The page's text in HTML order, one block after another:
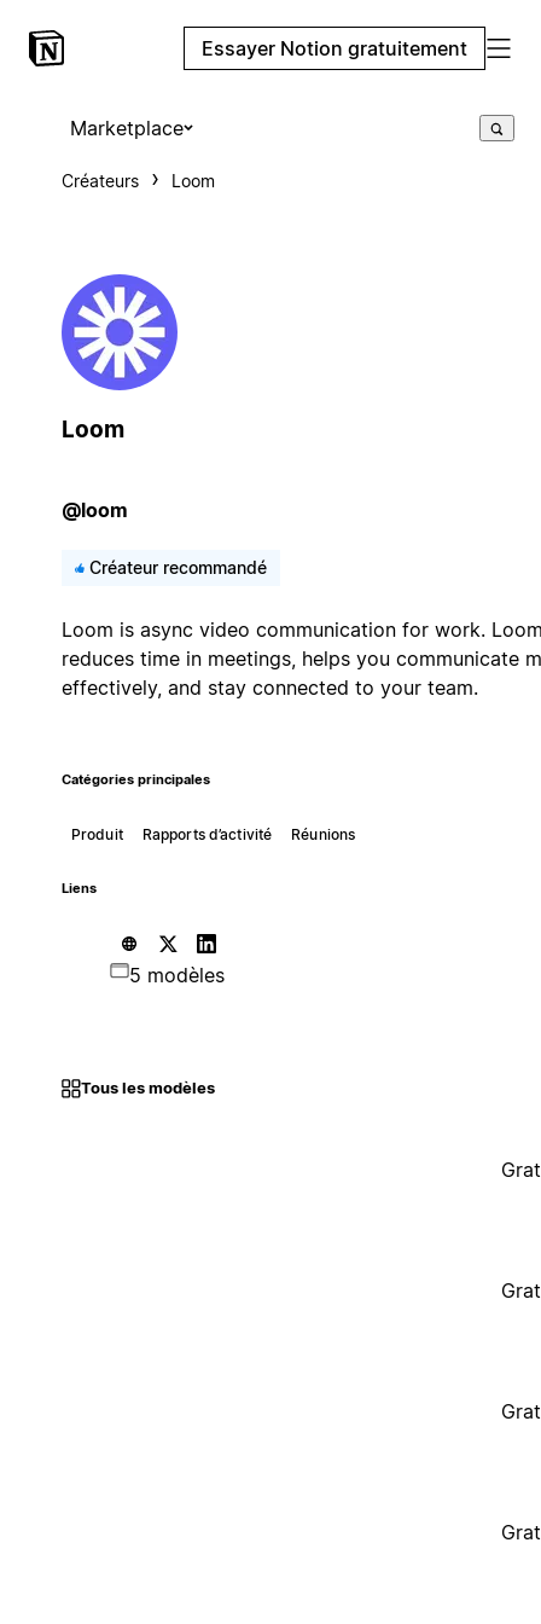
Essayer Notion gratuitement
Marketplace
Créateurs Loom
Loom
@loom
Créateur recommandé
Loom is async video communication for work.
reduces time in meetings, helps you communicate
effectively, and stay connected to your team.
Catégories principales
Produit Rapports d’activité Réunions
Liens
5 modèles
Tous les modèles